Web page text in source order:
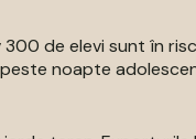
300 de elevi sunt în
noapte